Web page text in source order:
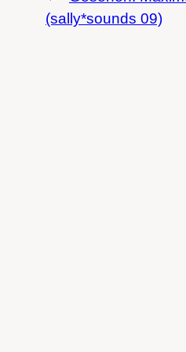
(sally*sounds 09)